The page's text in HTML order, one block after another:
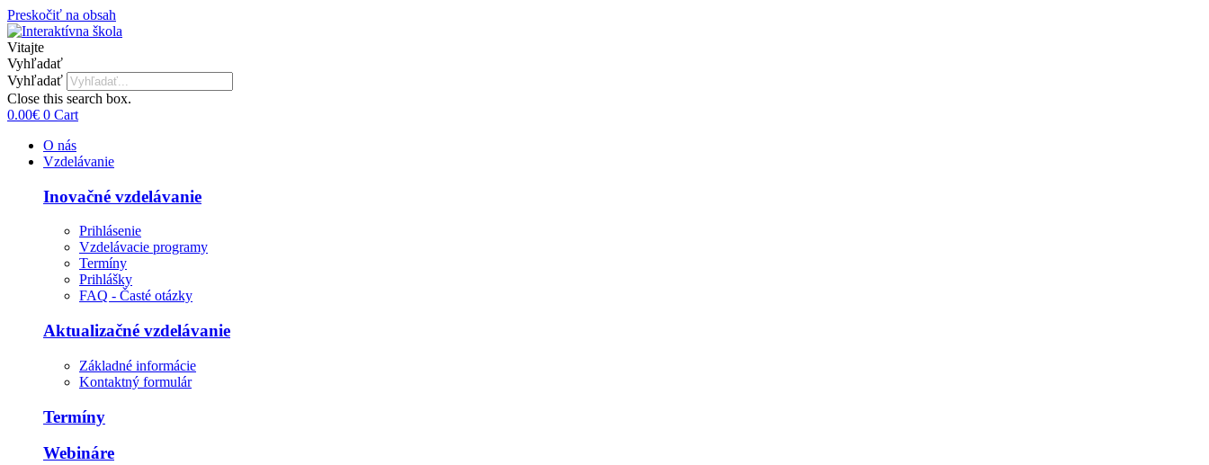
Preskočiť na obsah
Vitajte
Vyhľadať
Vyhľadať
Close this search box.
0.00€ 0 Cart
O nás
Vzdelávanie
Inovačné vzdelávanie
Prihlásenie
Vzdelávacie programy
Termíny
Prihlášky
FAQ - Časté otázky
Aktualizačné vzdelávanie
Základné informácie
Kontaktný formulár
Termíny
Webináre